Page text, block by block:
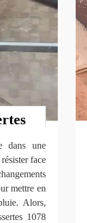
dans une
face
mettre en
Alors,
1078